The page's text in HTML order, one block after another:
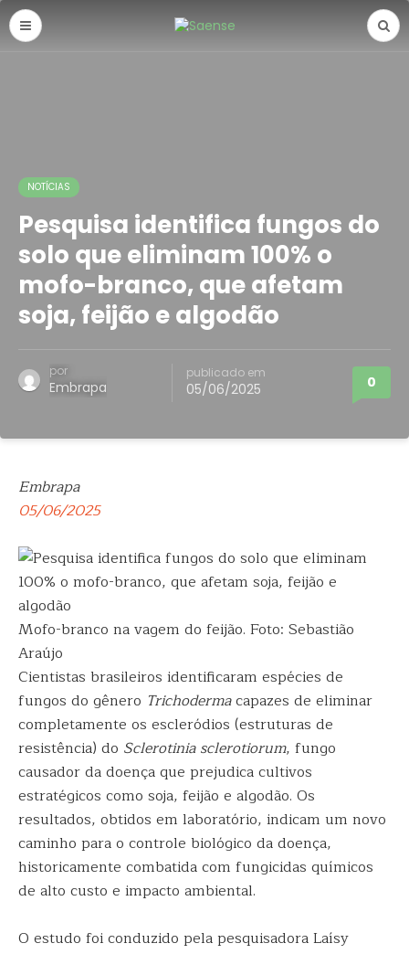
NOTÍCIAS
Pesquisa identifica fungos do
solo que eliminam 100% o
mofo-branco, que afetam
soja, feijão e algodão
por
Embrapa
publicado em
05/06/2025 0
Embrapa
05/06/2025
Mofo-branco na vagem do feijão. Foto: Sebastião
Araújo
Cientistas brasileiros identificaram espécies de
fungos do gênero Trichodermacapazes de eliminar
completamente os escleródios (estruturas de
resistência) do Sclerotinia sclerotiorum, fungo
causador da doença que prejudica cultivos
estratégicos como soja, feijão e algodão. Os
resultados, obtidos em laboratório, indicam um novo
caminho para o controle biológico da doença,
historicamente combatida com fungicidas químicos
de alto custo e impacto ambiental.
O estudo foi conduzido pela pesquisadora Laísy